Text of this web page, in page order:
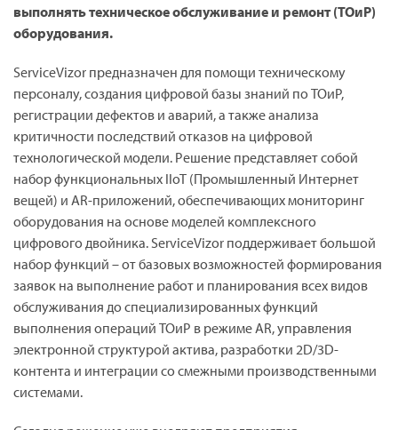
выполнять техническое обслуживание и ремонт (ТОиР)
оборудования.
ServiceVizor предназначен для помощи техническому
персоналу, создания цифровой базы знаний по ТОиР,
регистрации дефектов и аварий, а также анализа
критичности последствий отказов на цифровой
технологической модели. Решение представляет собой
набор функциональных IIoT (Промышленный Интернет
вещей) и AR-приложений, обеспечивающих мониторинг
оборудования на основе моделей комплексного
цифрового двойника. ServiceVizor поддерживает большой
набор функций – от базовых возможностей формирования
заявок на выполнение работ и планирования всех видов
обслуживания до специализированных функций
выполнения операций ТОиР в режиме AR, управления
электронной структурой актива, разработки 2D/3D-
контента и интеграции со смежными производственными
системами.